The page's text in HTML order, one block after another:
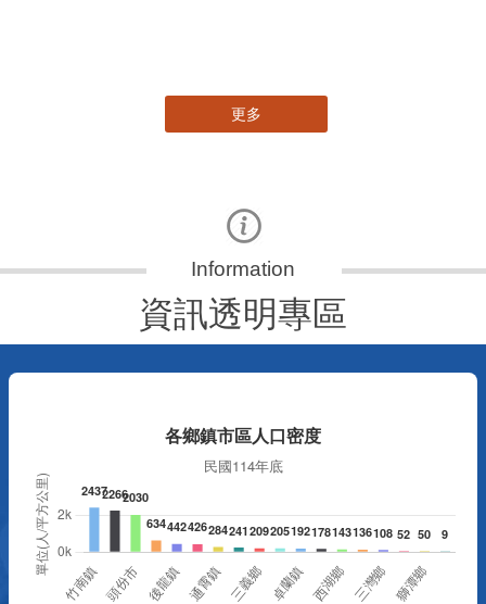
更多
資訊透明專區